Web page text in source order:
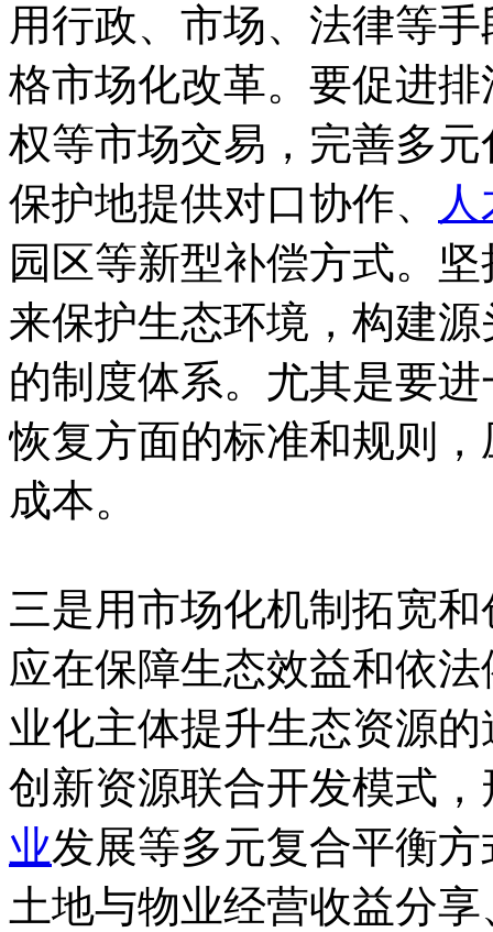
用行政、市场、法律等
格市场化改革。要促进
权等市场交易，完善多
保护地提供对口协作、
园区等新型补偿方式。
来保护生态环境，构建
的制度体系。尤其是要
恢复方面的标准和规则
成本。
三是用市场化机制拓宽
应在保障生态效益和依
业化主体提升生态资源
创新资源联合开发模式
业发展等多元复合平衡
土地与物业经营收益分